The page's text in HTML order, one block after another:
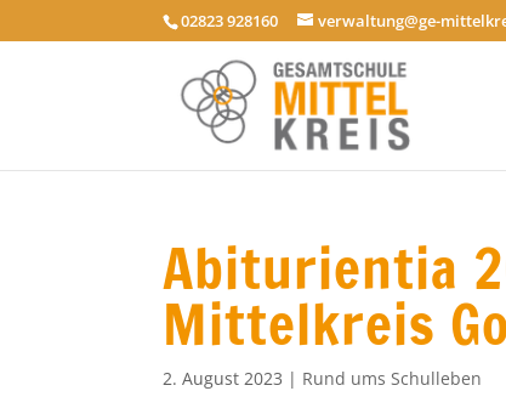
02823 928160 verwaltung@ge-
Abiturientia
Mittelkreis
2. August 2023 | Rund ums Schulleben